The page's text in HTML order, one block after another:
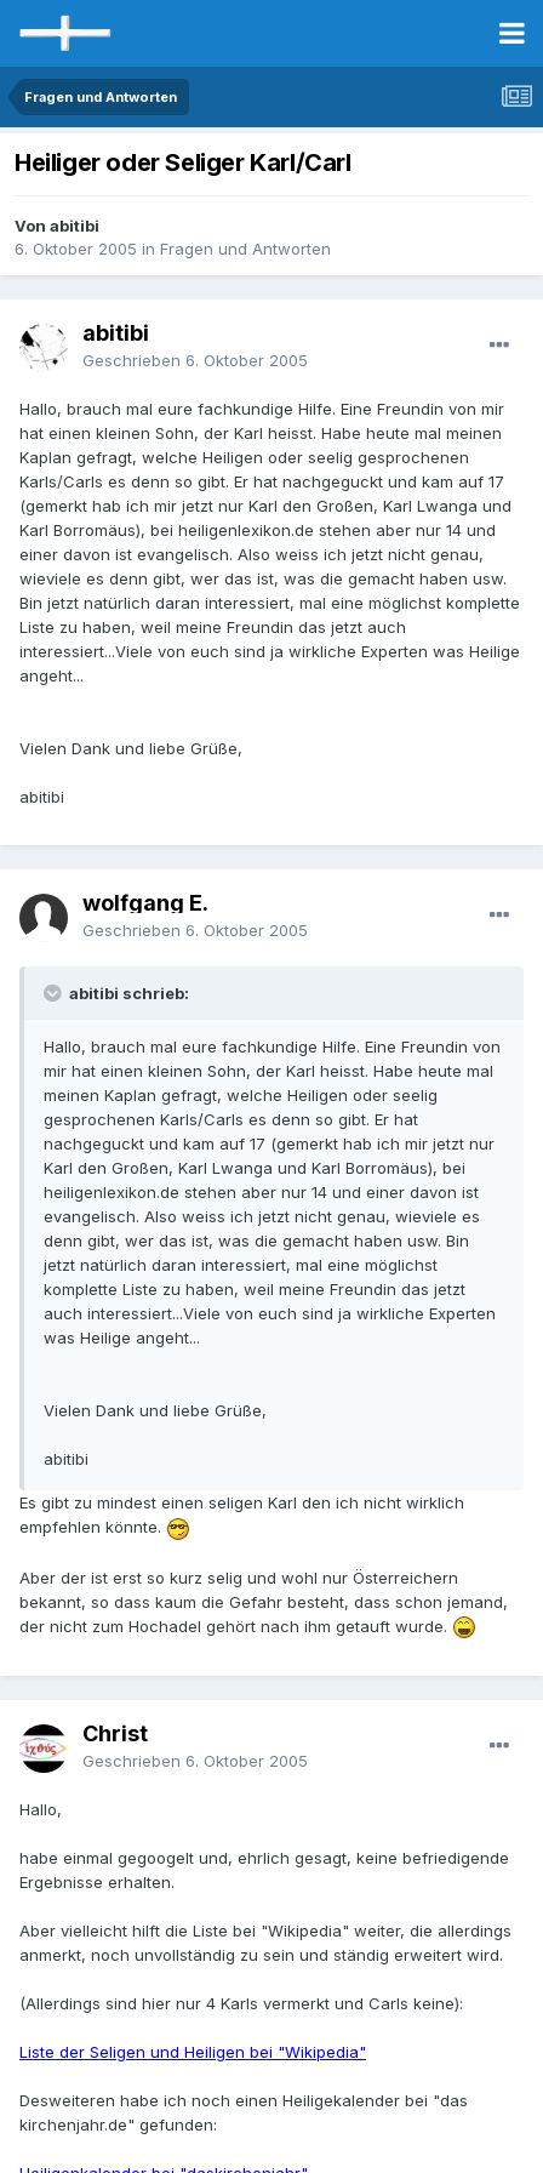
Fragen und Antworten
Heiliger oder Seliger Karl/Carl
Von abitibi
6. Oktober 2005 in Fragen und Antworten
abitibi
Geschrieben 6. Oktober 2005
Hallo, brauch mal eure fachkundige Hilfe. Eine Freundin von mir
hat einen kleinen Sohn, der Karl heisst. Habe heute mal meinen
Kaplan gefragt, welche Heiligen oder seelig gesprochenen
Karls/Carls es denn so gibt. Er hat nachgeguckt und kam auf 17
(gemerkt hab ich mir jetzt nur Karl den Großen, Karl Lwanga und
Karl Borromäus), bei heiligenlexikon.de stehen aber nur 14 und
einer davon ist evangelisch. Also weiss ich jetzt nicht genau,
wieviele es denn gibt, wer das ist, was die gemacht haben usw.
Bin jetzt natürlich daran interessiert, mal eine möglichst komplette
Liste zu haben, weil meine Freundin das jetzt auch
interessiert...Viele von euch sind ja wirkliche Experten was Heilige
angeht...
Vielen Dank und liebe Grüße,
abitibi
wolfgang E.
Geschrieben 6. Oktober 2005
abitibi schrieb:
Hallo, brauch mal eure fachkundige Hilfe. Eine Freundin von
mir hat einen kleinen Sohn, der Karl heisst. Habe heute mal
meinen Kaplan gefragt, welche Heiligen oder seelig
gesprochenen Karls/Carls es denn so gibt. Er hat
nachgeguckt und kam auf 17 (gemerkt hab ich mir jetzt nur
Karl den Großen, Karl Lwanga und Karl Borromäus), bei
heiligenlexikon.de stehen aber nur 14 und einer davon ist
evangelisch. Also weiss ich jetzt nicht genau, wieviele es
denn gibt, wer das ist, was die gemacht haben usw. Bin
jetzt natürlich daran interessiert, mal eine möglichst
komplette Liste zu haben, weil meine Freundin das jetzt
auch interessiert...Viele von euch sind ja wirkliche Experten
was Heilige angeht...
Vielen Dank und liebe Grüße,
abitibi
Es gibt zu mindest einen seligen Karl den ich nicht wirklich
empfehlen könnte.
Aber der ist erst so kurz selig und wohl nur Österreichern
bekannt, so dass kaum die Gefahr besteht, dass schon jemand,
der nicht zum Hochadel gehört nach ihm getauft wurde.
Christ
Geschrieben 6. Oktober 2005
Hallo,
habe einmal gegoogelt und, ehrlich gesagt, keine befriedigende
Ergebnisse erhalten.
Aber vielleicht hilft die Liste bei "Wikipedia" weiter, die allerdings
anmerkt, noch unvollständig zu sein und ständig erweitert wird.
(Allerdings sind hier nur 4 Karls vermerkt und Carls keine):
Liste der Seligen und Heiligen bei "Wikipedia"
Desweiteren habe ich noch einen Heiligekalender bei "das
kirchenjahr.de" gefunden: